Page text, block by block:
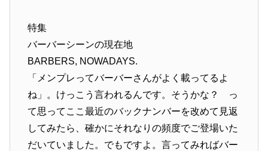
特集
バーバーシーンの現在地
BARBERS, NOWADAYS.
「メンプレってバーバーさんがよく載ってるよ
ね」。けっこう言われるんです。そうかな？ っ
て思ってここ最近のバックナンバーを改めて見返
してみたら、確かにそれなりの頻度でご登場いた
だいていました。でもですよ。言ってみればバー